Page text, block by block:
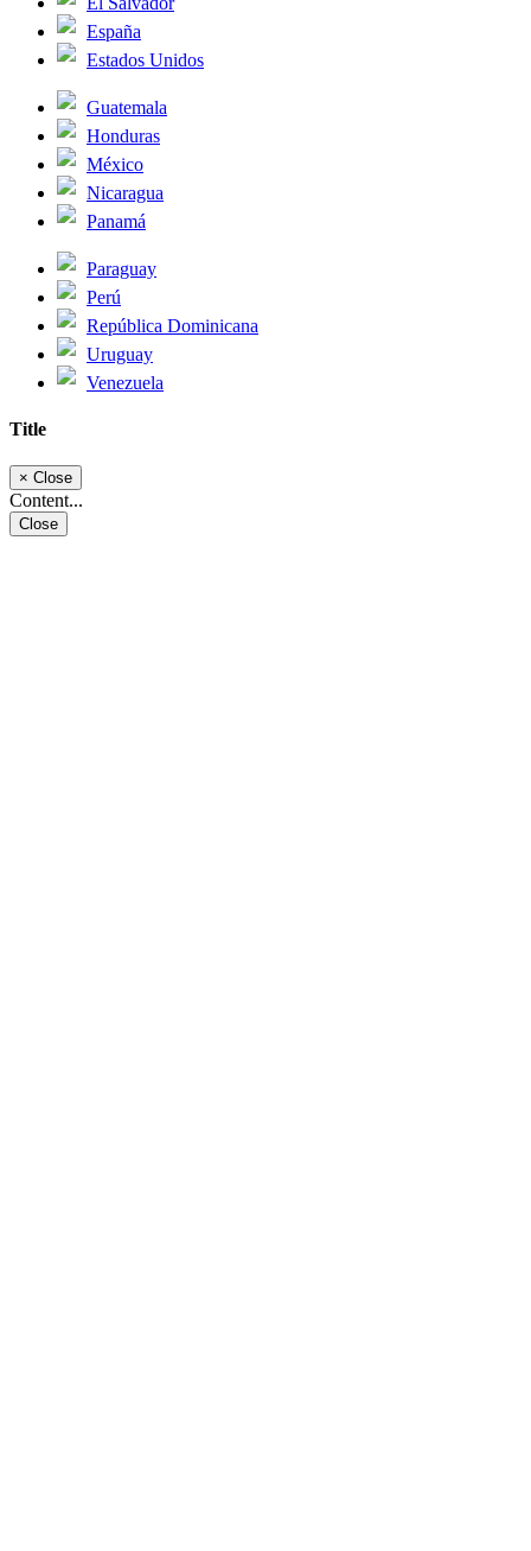
España
Estados Unidos
Guatemala
Honduras
México
Nicaragua
Panamá
Paraguay
Perú
República Dominicana
Uruguay
Venezuela
Title
× Close
Content...
Close